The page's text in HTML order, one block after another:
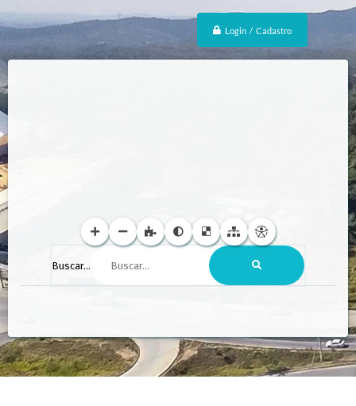
Login / Cadastro
Buscar...